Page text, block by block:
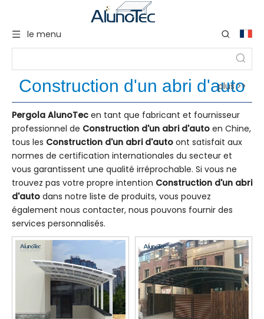
le menu
Construction d'un abri d'auto
plus >>
Pergola AlunoTec en tant que fabricant et fournisseur
professionnel de Construction d'un abri d'auto en Chine,
tous les Construction d'un abri d'auto ont satisfait aux
normes de certification internationales du secteur et
vous garantissent une qualité irréprochable. Si vous ne
trouvez pas votre propre intention Construction d'un abri
d'auto dans notre liste de produits, vous pouvez
également nous contacter, nous pouvons fournir des
services personnalisés.